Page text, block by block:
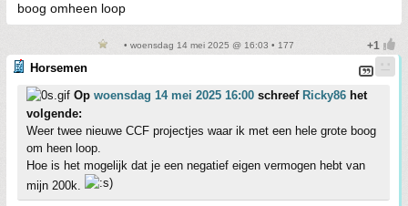
boog omheen loop
• woensdag 14 mei 2025 @ 16:03 • 177
Horsemen
Op woensdag 14 mei 2025 16:00 schreef Ricky86 het
volgende:
Weer twee nieuwe CCF projectjes waar ik met een hele grote boog
om heen loop.
Hoe is het mogelijk dat je een negatief eigen vermogen hebt van
mijn 200k.